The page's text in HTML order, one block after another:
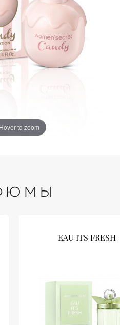
Hover to zoom
EAU ITS FRESH